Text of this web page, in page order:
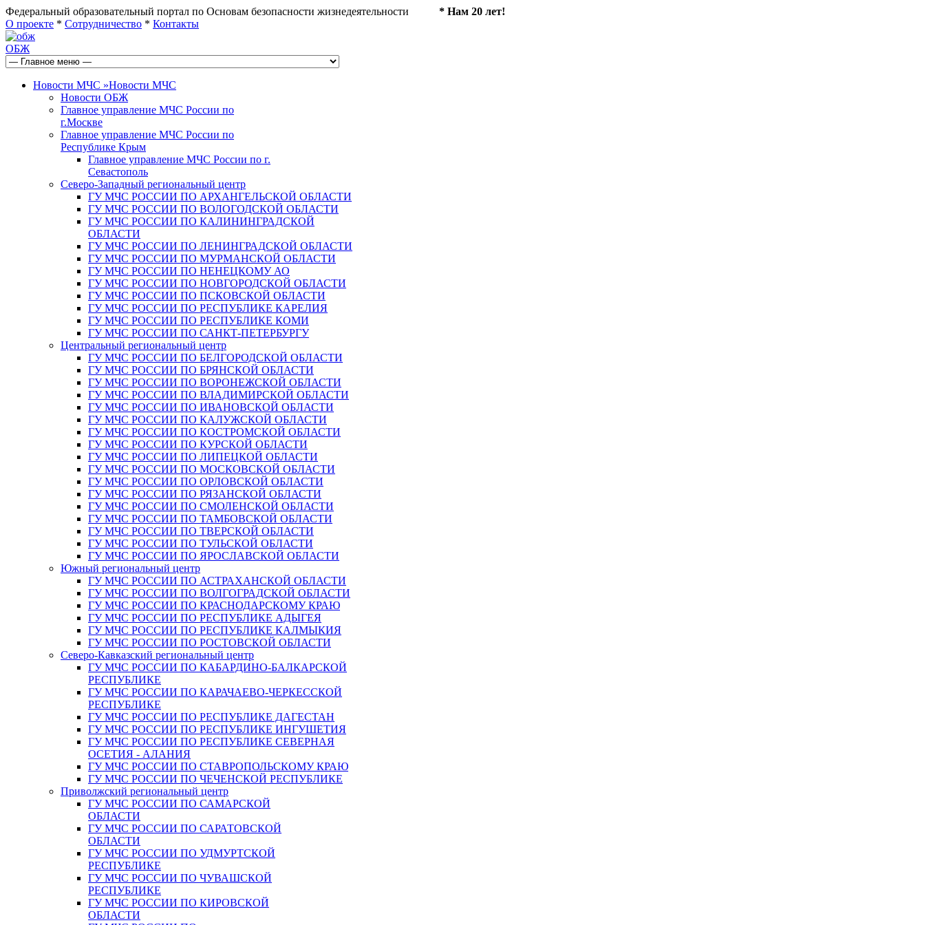
Федеральный образовательный портал по Основам безопасности жизнедеятельности * Нам 20 лет!
О проекте * Сотрудничество * Контакты
ОБЖ
Новости МЧС »Новости МЧС
Новости ОБЖ
Главное управление МЧС России по
г.Москве
Главное управление МЧС России по
Республике Крым
Главное управление МЧС России по г.
Севастополь
Северо-Западный региональный центр
ГУ МЧС РОССИИ ПО АРХАНГЕЛЬСКОЙ ОБЛАСТИ
ГУ МЧС РОССИИ ПО ВОЛОГОДСКОЙ ОБЛАСТИ
ГУ МЧС РОССИИ ПО КАЛИНИНГРАДСКОЙ
ОБЛАСТИ
ГУ МЧС РОССИИ ПО ЛЕНИНГРАДСКОЙ ОБЛАСТИ
ГУ МЧС РОССИИ ПО МУРМАНСКОЙ ОБЛАСТИ
ГУ МЧС РОССИИ ПО НЕНЕЦКОМУ АО
ГУ МЧС РОССИИ ПО НОВГОРОДСКОЙ ОБЛАСТИ
ГУ МЧС РОССИИ ПО ПСКОВСКОЙ ОБЛАСТИ
ГУ МЧС РОССИИ ПО РЕСПУБЛИКЕ КАРЕЛИЯ
ГУ МЧС РОССИИ ПО РЕСПУБЛИКЕ КОМИ
ГУ МЧС РОССИИ ПО САНКТ-ПЕТЕРБУРГУ
Центральный региональный центр
ГУ МЧС РОССИИ ПО БЕЛГОРОДСКОЙ ОБЛАСТИ
ГУ МЧС РОССИИ ПО БРЯНСКОЙ ОБЛАСТИ
ГУ МЧС РОССИИ ПО ВОРОНЕЖСКОЙ ОБЛАСТИ
ГУ МЧС РОССИИ ПО ВЛАДИМИРСКОЙ ОБЛАСТИ
ГУ МЧС РОССИИ ПО ИВАНОВСКОЙ ОБЛАСТИ
ГУ МЧС РОССИИ ПО КАЛУЖСКОЙ ОБЛАСТИ
ГУ МЧС РОССИИ ПО КОСТРОМСКОЙ ОБЛАСТИ
ГУ МЧС РОССИИ ПО КУРСКОЙ ОБЛАСТИ
ГУ МЧС РОССИИ ПО ЛИПЕЦКОЙ ОБЛАСТИ
ГУ МЧС РОССИИ ПО МОСКОВСКОЙ ОБЛАСТИ
ГУ МЧС РОССИИ ПО ОРЛОВСКОЙ ОБЛАСТИ
ГУ МЧС РОССИИ ПО РЯЗАНСКОЙ ОБЛАСТИ
ГУ МЧС РОССИИ ПО СМОЛЕНСКОЙ ОБЛАСТИ
ГУ МЧС РОССИИ ПО ТАМБОВСКОЙ ОБЛАСТИ
ГУ МЧС РОССИИ ПО ТВЕРСКОЙ ОБЛАСТИ
ГУ МЧС РОССИИ ПО ТУЛЬСКОЙ ОБЛАСТИ
ГУ МЧС РОССИИ ПО ЯРОСЛАВСКОЙ ОБЛАСТИ
Южный региональный центр
ГУ МЧС РОССИИ ПО АСТРАХАНСКОЙ ОБЛАСТИ
ГУ МЧС РОССИИ ПО ВОЛГОГРАДСКОЙ ОБЛАСТИ
ГУ МЧС РОССИИ ПО КРАСНОДАРСКОМУ КРАЮ
ГУ МЧС РОССИИ ПО РЕСПУБЛИКЕ АДЫГЕЯ
ГУ МЧС РОССИИ ПО РЕСПУБЛИКЕ КАЛМЫКИЯ
ГУ МЧС РОССИИ ПО РОСТОВСКОЙ ОБЛАСТИ
Северо-Кавказский региональный центр
ГУ МЧС РОССИИ ПО КАБАРДИНО-БАЛКАРСКОЙ
РЕСПУБЛИКЕ
ГУ МЧС РОССИИ ПО КАРАЧАЕВО-ЧЕРКЕССКОЙ
РЕСПУБЛИКЕ
ГУ МЧС РОССИИ ПО РЕСПУБЛИКЕ ДАГЕСТАН
ГУ МЧС РОССИИ ПО РЕСПУБЛИКЕ ИНГУШЕТИЯ
ГУ МЧС РОССИИ ПО РЕСПУБЛИКЕ СЕВЕРНАЯ
ОСЕТИЯ - АЛАНИЯ
ГУ МЧС РОССИИ ПО СТАВРОПОЛЬСКОМУ КРАЮ
ГУ МЧС РОССИИ ПО ЧЕЧЕНСКОЙ РЕСПУБЛИКЕ
Приволжский региональный центр
ГУ МЧС РОССИИ ПО САМАРСКОЙ
ОБЛАСТИ
ГУ МЧС РОССИИ ПО САРАТОВСКОЙ
ОБЛАСТИ
ГУ МЧС РОССИИ ПО УДМУРТСКОЙ
РЕСПУБЛИКЕ
ГУ МЧС РОССИИ ПО ЧУВАШСКОЙ
РЕСПУБЛИКЕ
ГУ МЧС РОССИИ ПО КИРОВСКОЙ
ОБЛАСТИ